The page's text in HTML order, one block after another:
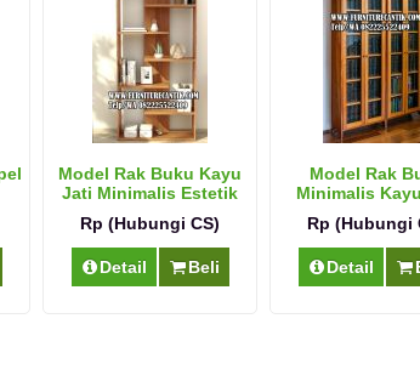
Model Rak Buku Kayu
Jati Minimalis Estetik
Rp (Hubungi CS)
Detail Beli
Model Rak
Minimalis
Rp (Hubungi
Detail